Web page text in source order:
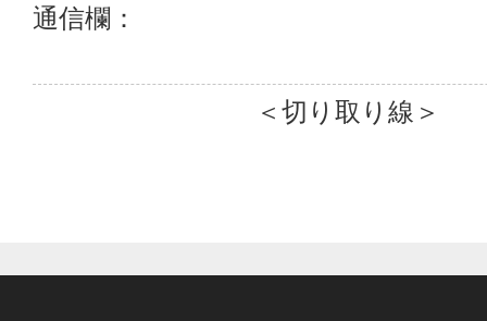
通信欄：
＜切り取り線＞